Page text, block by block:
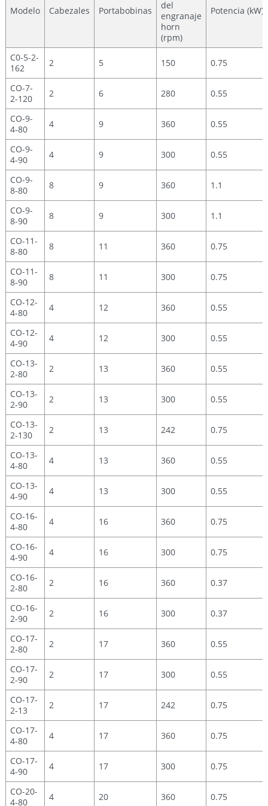
Modelo Cabezales Portabobinas
del
engranaje
horn
(rpm)
Potencia (kW)
C0-5-2-
162
2 5 150 0.75
CO-7-
2-120
2 6 280 0.55
CO-9-
4-80
4 9 360 0.55
CO-9-
4-90
4 9 300 0.55
CO-9-
8-80
8 9 360 1.1
CO-9-
8-90
8 9 300 1.1
CO-11-
8-80
8 11 360 0.75
CO-11-
8-90
8 11 300 0.75
CO-12-
4-80
4 12 360 0.55
CO-12-
4-90
4 12 300 0.55
CO-13-
2-80
2 13 360 0.55
CO-13-
2-90
2 13 300 0.55
CO-13-
2-130
2 13 242 0.75
CO-13-
4-80
4 13 360 0.55
CO-13-
4-90
4 13 300 0.55
CO-16-
4-80
4 16 360 0.75
CO-16-
4-90
4 16 300 0.75
CO-16-
2-80
2 16 360 0.37
CO-16-
2-90
2 16 300 0.37
CO-17-
2-80
2 17 360 0.55
CO-17-
2-90
2 17 300 0.55
CO-17-
2-13
2 17 242 0.75
CO-17-
4-80
4 17 360 0.75
CO-17-
4-90
4 17 300 0.75
CO-20-
4-80
4 20 360 0.75